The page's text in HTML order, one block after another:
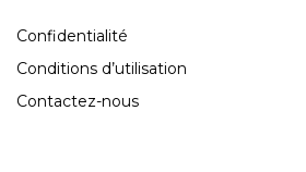
Confidentialité
Conditions d’utilisation
Contactez-nous